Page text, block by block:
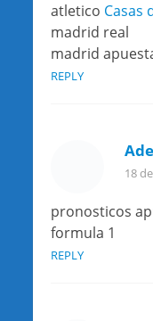
atletico Casas
madrid real
madrid
REPLY
18
pronosticos
formula 1
REPLY